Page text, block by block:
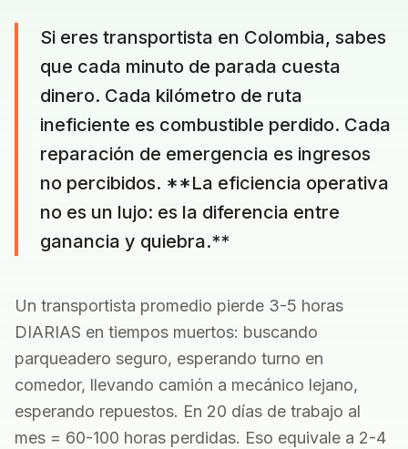
Si eres transportista en Colombia, sabes
que cada minuto de parada cuesta
dinero. Cada kilómetro de ruta
ineficiente es combustible perdido. Cada
reparación de emergencia es ingresos
no percibidos. **La eficiencia operativa
no es un lujo: es la diferencia entre
ganancia y quiebra.**
Un transportista promedio pierde 3-5 horas
DIARIAS en tiempos muertos: buscando
parqueadero seguro, esperando turno en
comedor, llevando camión a mecánico lejano,
esperando repuestos. En 20 días de trabajo al
mes = 60-100 horas perdidas. Eso equivale a 2-4